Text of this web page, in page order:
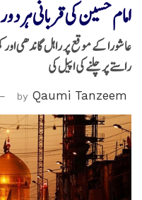
امام حسین کی قربانی ہر
عاشورا کے موقع پر راہل گاندھی
راستے پر چلنے کی اپیل کی
by Qaumi Tanzeem